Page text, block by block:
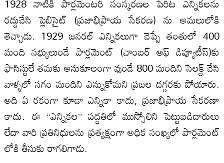
రద్దుచేసి ప్లెబిసైట్ (ప్రజాభిప్రాయ సేకరణ) ను అమలులోకి
తెచ్చాడు. 1929 జనరల్ ఎన్నికలుగా చెప్పే తంతులో 400
మంది సభ్యులుండే పార్లమెంట్ (చాంబర్ ఆఫ్ డిప్యూటీస్)కు
ఫాసిస్టులే తమకు అనుకూలంగా వుండే 800 మందిని సెలక్ట్ చేసి
వాళ్ళలో సగం మందిని ఎన్నుకోమని ప్రజల దగ్గరకు పోయారు.
అది ఏ రకంగా కూడా ఎన్నికా కాదు, ప్రజాభిప్రాయ సేకరణా
కాదు. ఈ “ఎన్నికల” పద్ధతిలో ముస్సోలిని పెట్టుబడిదారులు
లేదా వారి ప్రతినిధులను ప్రత్యక్షంగా అధిక సంఖ్యలో పార్లమెంట్
లోకి తీసుకు రాగలిగాడు.